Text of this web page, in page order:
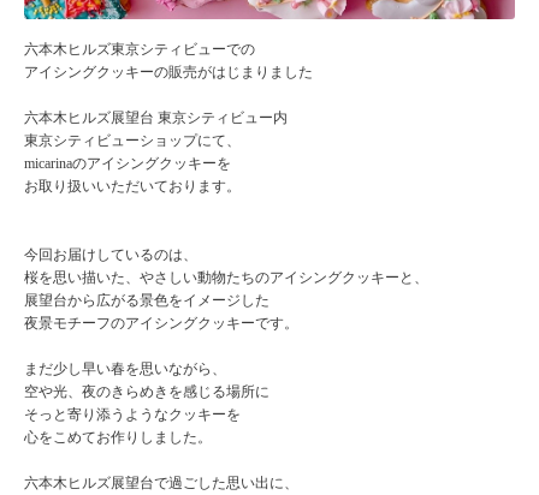
六本木ヒルズ東京シティビューでの
アイシングクッキーの販売がはじまりました
六本木ヒルズ展望台 東京シティビュー内
東京シティビューショップにて、
micarinaのアイシングクッキーを
お取り扱いいただいております。
今回お届けしているのは、
桜を思い描いた、やさしい動物たちのアイシングクッキーと、
展望台から広がる景色をイメージした
夜景モチーフのアイシングクッキーです。
まだ少し早い春を思いながら、
空や光、夜のきらめきを感じる場所に
そっと寄り添うようなクッキーを
心をこめてお作りしました。
六本木ヒルズ展望台で過ごした思い出に、